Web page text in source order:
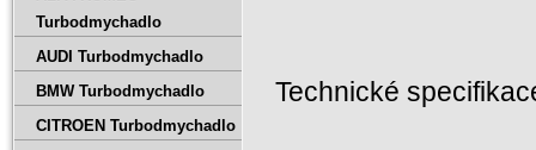
Technické
Turbodmychadlo
AUDI Turbodmychadlo
BMW Turbodmychadlo
CITROEN Turbodmychadlo